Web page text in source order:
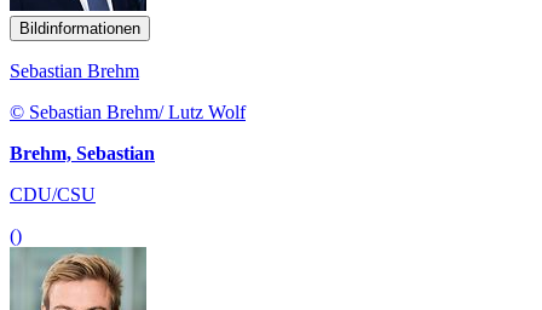
Bildinformationen
Sebastian Brehm
© Sebastian Brehm/ Lutz Wolf
Brehm, Sebastian
CDU/CSU
()